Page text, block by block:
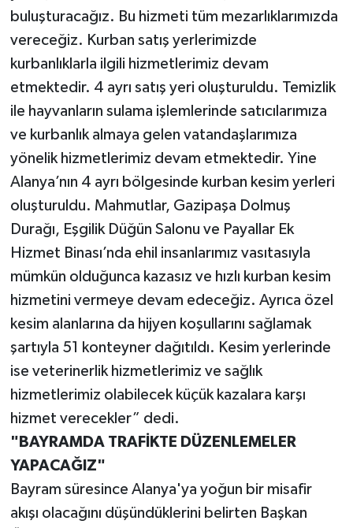
buluşturacağız. Bu hizmeti tüm mezarlıklarımızda
vereceğiz. Kurban satış yerlerimizde
kurbanlıklarla ilgili hizmetlerimiz devam
etmektedir. 4 ayrı satış yeri oluşturuldu. Temizlik
ile hayvanların sulama işlemlerinde satıcılarımıza
ve kurbanlık almaya gelen vatandaşlarımıza
yönelik hizmetlerimiz devam etmektedir. Yine
Alanya’nın 4 ayrı bölgesinde kurban kesim yerleri
oluşturuldu. Mahmutlar, Gazipaşa Dolmuş
Durağı, Eşgilik Düğün Salonu ve Payallar Ek
Hizmet Binası’nda ehil insanlarımız vasıtasıyla
mümkün olduğunca kazasız ve hızlı kurban kesim
hizmetini vermeye devam edeceğiz. Ayrıca özel
kesim alanlarına da hijyen koşullarını sağlamak
şartıyla 51 konteyner dağıtıldı. Kesim yerlerinde
ise veterinerlik hizmetlerimiz ve sağlık
hizmetlerimiz olabilecek küçük kazalara karşı
hizmet verecekler” dedi.
"BAYRAMDA TRAFİKTE DÜZENLEMELER
YAPACAĞIZ"
Bayram süresince Alanya'ya yoğun bir misafir
akışı olacağını düşündüklerini belirten Başkan